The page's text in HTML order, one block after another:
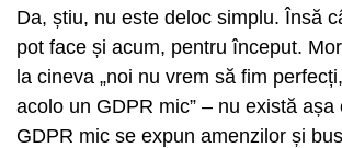
Da, știu, nu este deloc simplu. Însă
pot face și acum, pentru început.
la cineva „noi nu vrem să fim
acolo un GDPR mic” – nu există așa
GDPR mic se expun amenzilor și